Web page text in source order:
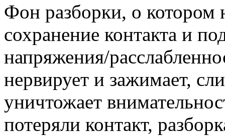
Фон разборки, о котором
сохранение контакта и
напряжения/
нервирует и зажимает,
уничтожает
потеряли контакт,